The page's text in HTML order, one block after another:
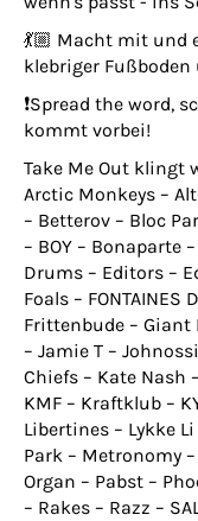
💃🏼 Macht mit und
klebriger
❗️Spread the word,
kommt vorbei!
Take Me Out klingt
Arctic Monkeys –
– Betterov – Bloc
– BOY – Bonaparte
Drums – Editors –
Foals – FONTAINES
Frittenbude – Giant
– Jamie T –
Chiefs – Kate Nash
KMF – Kraftklub –
Libertines – Lykke
Park – Metronomy
Organ – Pabst –
– Rakes – Razz –